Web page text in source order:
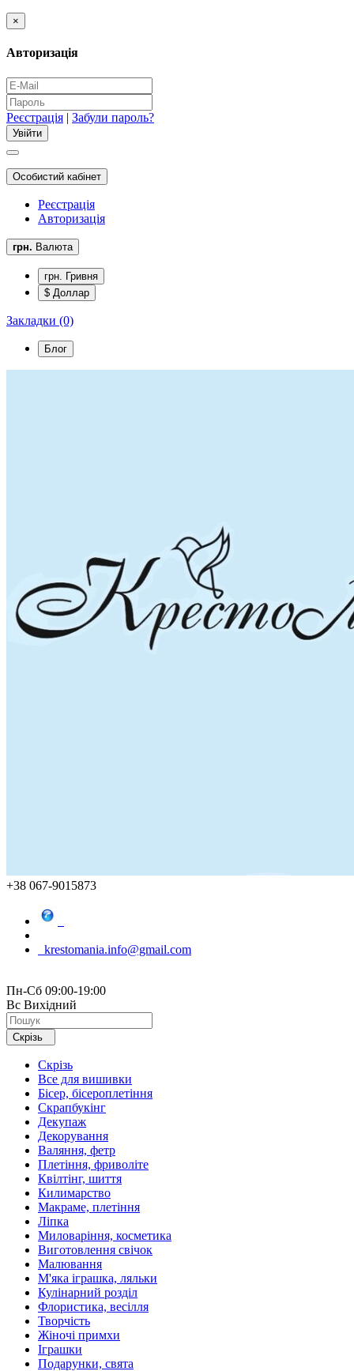
×
Авторизація
Реєстрація | Забули пароль?
Особистий кабінет
Реєстрація
Авторизація
грн. Валюта
грн. Гривня
$ Доллар
Закладки (0)
Блог
+38 067-9015873
krestomania.info@gmail.com
Пн-Сб 09:00-19:00
Вс Вихідний
Скрізь
Скрізь
Все для вишивки
Бісер, бісероплетіння
Скрапбукінг
Декупаж
Декорування
Валяння, фетр
Плетіння, фриволіте
Квілтінг, шиття
Килимарство
Макраме, плетіння
Ліпка
Миловаріння, косметика
Виготовлення свічок
Малювання
М'яка іграшка, ляльки
Кулінарний розділ
Флористика, весілля
Творчість
Жіночі примхи
Іграшки
Подарунки, свята